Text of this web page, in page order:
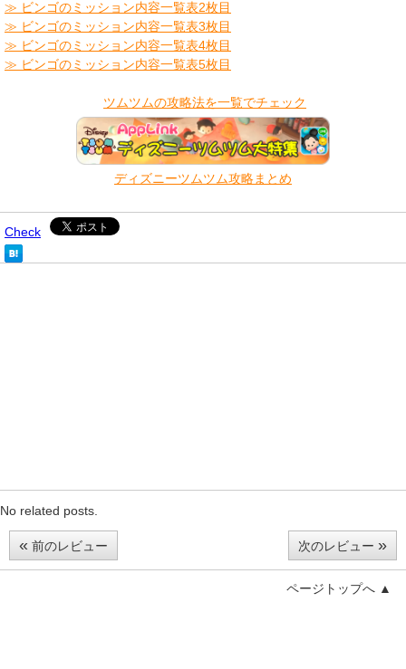
≫ ビンゴのミッション内容一覧表2枚目
≫ ビンゴのミッション内容一覧表3枚目
≫ ビンゴのミッション内容一覧表4枚目
≫ ビンゴのミッション内容一覧表5枚目
ツムツムの攻略法を一覧でチェック
ディズニーツムツム攻略まとめ
Check
No related posts.
« 前のレビュー 次のレビュー »
ページトップへ ▲